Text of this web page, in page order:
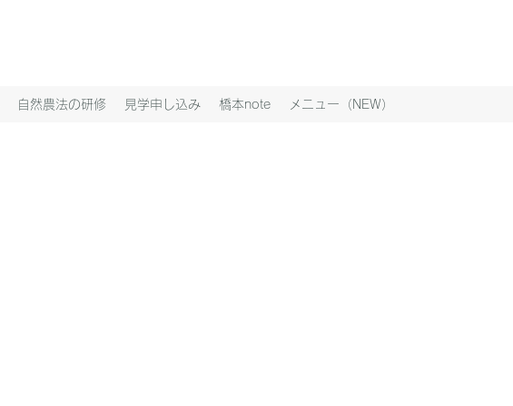
自然農法の研修 見学申し込み 橋本note メニュー（NEW）